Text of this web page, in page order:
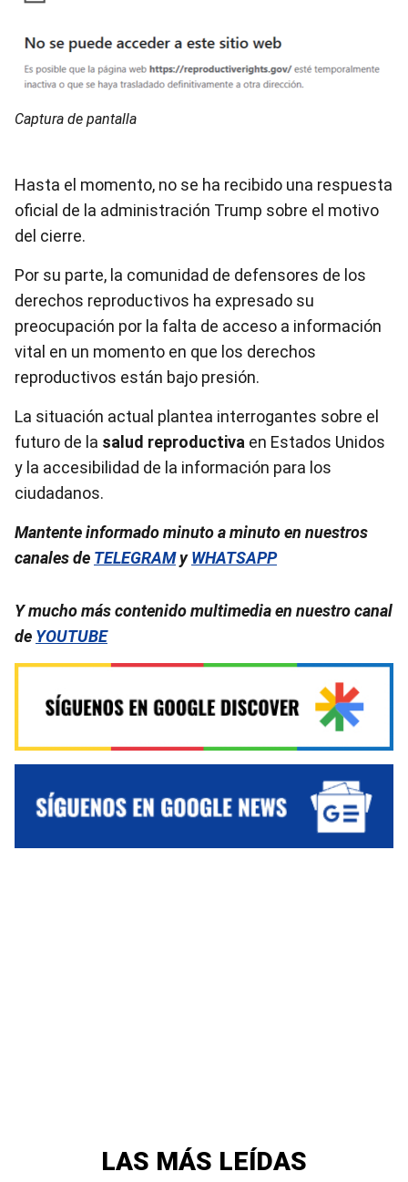
Captura de pantalla
Hasta el momento, no se ha recibido una respuesta
oficial de la administración Trump sobre el motivo
del cierre.
Por su parte, la comunidad de defensores de los
derechos reproductivos ha expresado su
preocupación por la falta de acceso a información
vital en un momento en que los derechos
reproductivos están bajo presión.
La situación actual plantea interrogantes sobre el
futuro de la salud reproductiva en Estados Unidos
y la accesibilidad de la información para los
ciudadanos.
Mantente informado minuto a minuto en nuestros
canales de TELEGRAMyWHATSAPP
Y mucho más contenido multimedia en nuestro canal
de YOUTUBE
LAS MÁS LEÍDAS